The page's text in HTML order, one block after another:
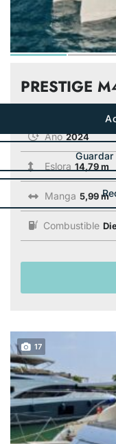
PRESTIGE
Año 2024
Eslora 14,79 m
Manga 5,99 m
Combustible
17